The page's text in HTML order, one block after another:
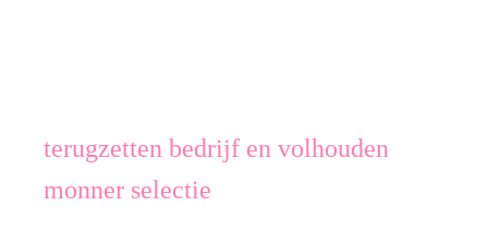
terugzetten bedrijf en volhouden
monner selectie